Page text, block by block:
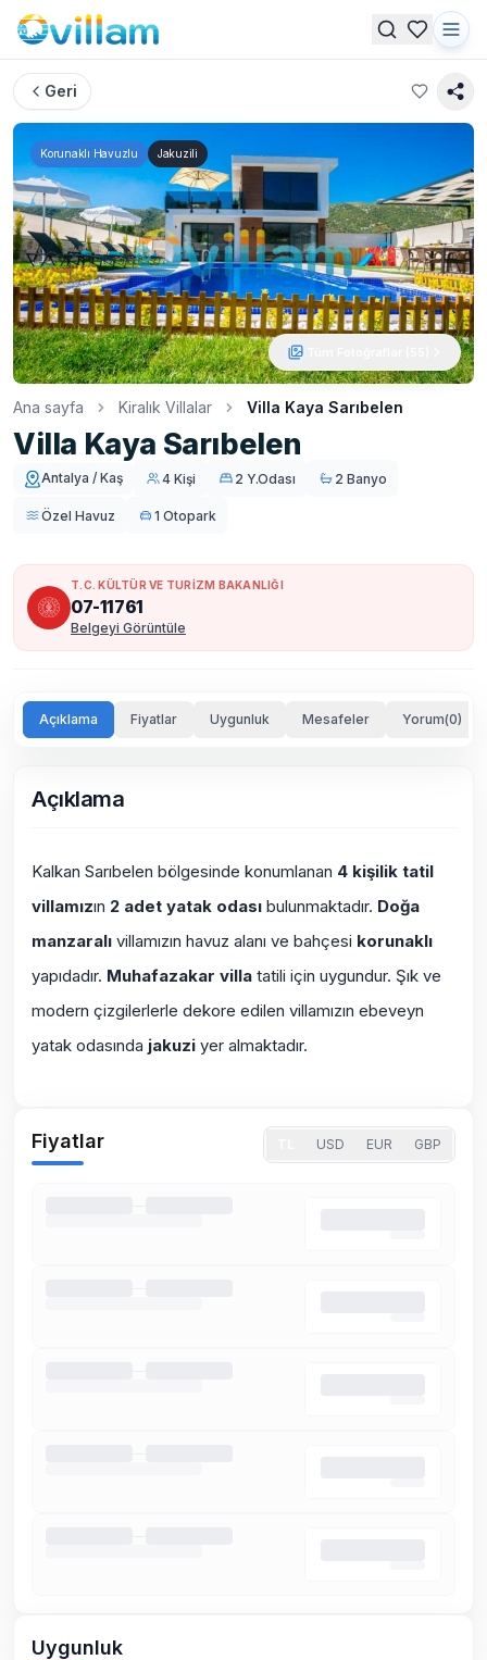
Geri
Korunaklı Havuzlu Jakuzili
Ana sayfa Kiralık Villalar Villa Kaya Sarıbelen
Villa Kaya Sarıbelen
Antalya / Kaş 4 Kişi 2 Y.Odası 2 Banyo
Özel Havuz 1 Otopark
T.C. KÜLTÜR VE TURİZM BAKANLIĞI
07-11761
Belgeyi Görüntüle
Açıklama Fiyatlar Uygunluk Mesafeler Yorum(0)
Açıklama
Kalkan Sarıbelen bölgesinde konumlanan 4 kişilik tatil
villamızın 2 adet yatak odası bulunmaktadır. Doğa
manzaralı villamızın havuz alanı ve bahçesi korunaklı
yapıdadır. Muhafazakar villa tatili için uygundur. Şık ve
modern çizgilerlerle dekore edilen villamızın ebeveyn
yatak odasında jakuzi yer almaktadır.
Fiyatlar USD EUR GBP
Uygunluk